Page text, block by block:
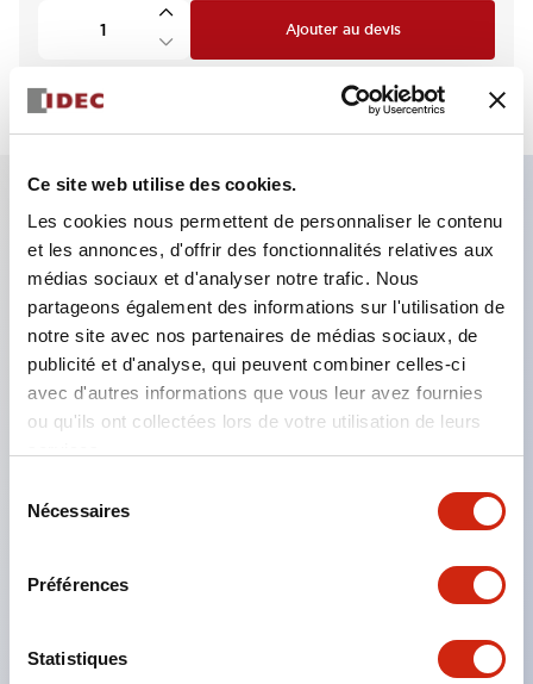
Ce site web utilise des cookies.
Les cookies nous permettent de personnaliser le contenu
et les annonces, d'offrir des fonctionnalités relatives aux
médias sociaux et d'analyser notre trafic. Nous
partageons également des informations sur l'utilisation de
notre site avec nos partenaires de médias sociaux, de
publicité et d'analyse, qui peuvent combiner celles-ci
avec d'autres informations que vous leur avez fournies
ou qu'ils ont collectées lors de votre utilisation de leurs
Nécessaires
Préférences
Statistiques
Ajouter au devis
Caractéristiques clés
Applicable dans les atmosphères potentiellement
explosives
Classé Classe I, Zone 1
Homologations mondiales (UL, ATEX, CE)
Interrupteurs sélecteurs disponibles avec levier ou
Bornes à vis sécurisées contre les contacts